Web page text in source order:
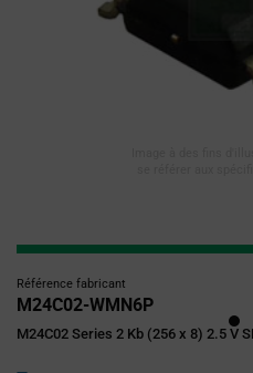
Référence fabricant
M24C02-WMN6P
M24C02 Series 2 Kb (256 x 8) 2.5 V